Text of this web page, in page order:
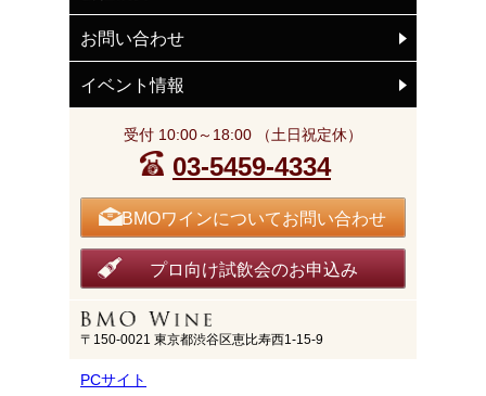
お問い合わせ
イベント情報
受付 10:00～18:00 （土日祝定休）
03-5459-4334
BMOワインについてお問い合わせ
プロ向け試飲会のお申込み
〒150-0021 東京都渋谷区恵比寿西1-15-9
PCサイト